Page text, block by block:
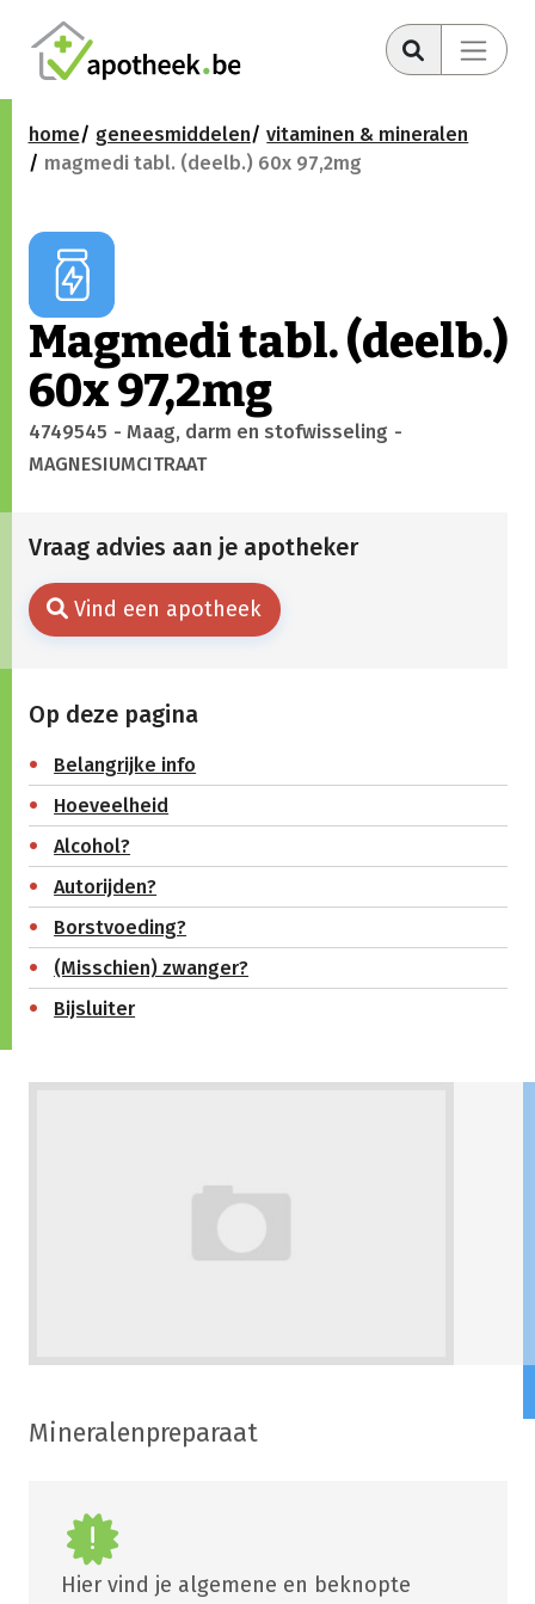
home geneesmiddelen
vitaminen & mineralen
magmedi tabl. (deelb.) 60x 97,2mg
Magmedi tabl. (deelb.)
60x 97,2mg
4749545 - Maag, darm en stofwisseling -
MAGNESIUMCITRAAT
Vraag advies aan je apotheker
Vind een apotheek
Op deze pagina
Belangrijke info
Hoeveelheid
Alcohol?
Autorijden?
Borstvoeding?
(Misschien) zwanger?
Bijsluiter
Mineralenpreparaat
Hier vind je algemene en beknopte